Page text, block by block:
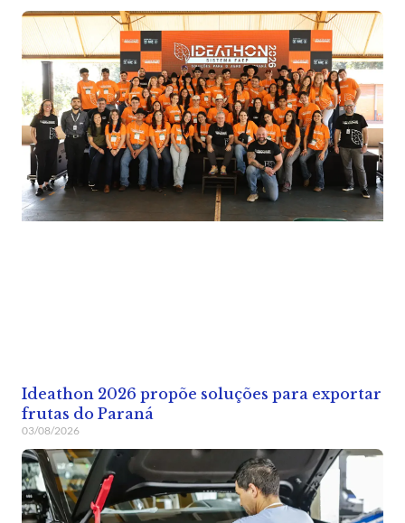
Ideathon 2026 propõe soluções para exportar
frutas do Paraná
03/08/2026